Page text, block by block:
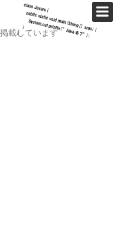
載しています